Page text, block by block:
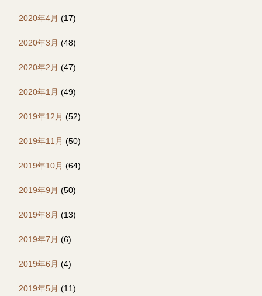
2020年4月 (17)
2020年3月 (48)
2020年2月 (47)
2020年1月 (49)
2019年12月 (52)
2019年11月 (50)
2019年10月 (64)
2019年9月 (50)
2019年8月 (13)
2019年7月 (6)
2019年6月 (4)
2019年5月 (11)